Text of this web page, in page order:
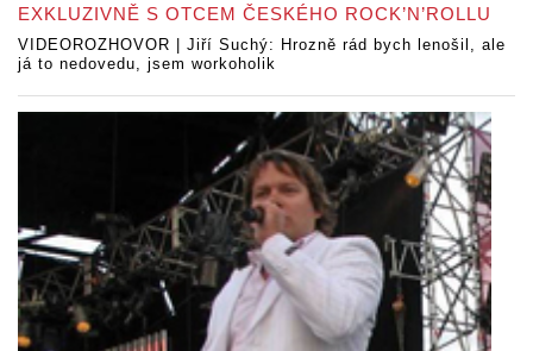
EXKLUZIVNĚ S OTCEM ČESKÉHO ROCK’N’ROLLU
VIDEOROZHOVOR | Jiří Suchý: Hrozně rád bych lenošil, ale
já to nedovedu, jsem workoholik